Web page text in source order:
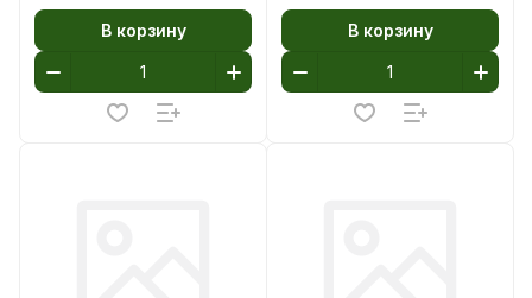
В корзину В корзину